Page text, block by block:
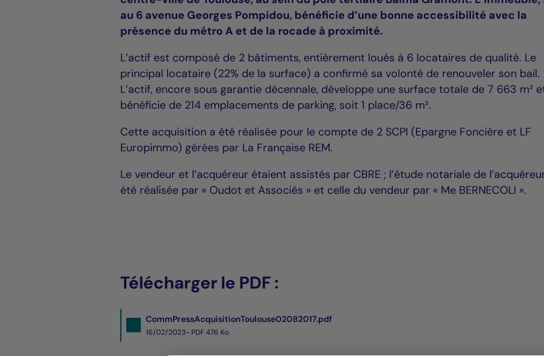
au 6 avenue Georges Pompidou, bénéficie d’une bonne accessibilité avec la
présence du métro A et de la rocade à proximité.
L’actif est composé de 2 bâtiments, entièrement loués à 6 locataires de qualité. Le
principal locataire (22% de la surface) a confirmé sa volonté de renouveler son bail.
L’actif, encore sous garantie décennale, développe une surface totale de 7 663 m²
bénéficie de 214 emplacements de parking, soit 1 place/36 m².
Cette acquisition a été réalisée pour le compte de 2 SCPI (Epargne Foncière et LF
Europimmo) gérées par La Française REM.
Le vendeur et l’acquéreur étaient assistés par CBRE ; l’étude notariale de
été réalisée par « Oudot et Associés » et celle du vendeur par « Me BERNECOLI ».
Télécharger le PDF :
CommPressAcquisitionToulouse02082017.pdf
16/02/2023- PDF476 Ko